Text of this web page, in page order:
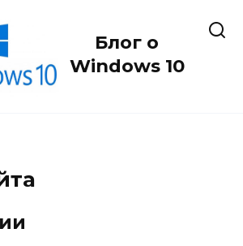
Блог о
Windows 10